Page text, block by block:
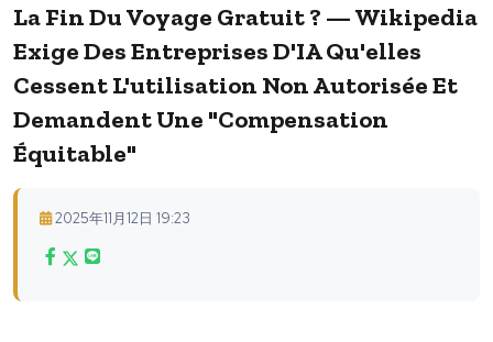
La Fin Du Voyage Gratuit ? — Wikipedia
Exige Des Entreprises D'IA Qu'elles
Cessent L'utilisation Non Autorisée Et
Demandent Une "compensation
Équitable"
2025年11月12日 19:23